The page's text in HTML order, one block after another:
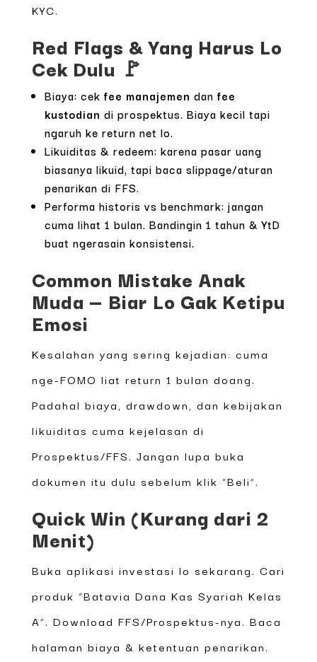
KYC.
Red Flags & Yang Harus Lo
Cek Dulu 🚩
Biaya: cek fee manajemen dan fee
kustodian di prospektus. Biaya kecil tapi
ngaruh ke return net lo.
Likuiditas & redeem: karena pasar uang
biasanya likuid, tapi baca slippage/aturan
penarikan di FFS.
Performa historis vs benchmark: jangan
cuma lihat 1 bulan. Bandingin 1 tahun & YtD
buat ngerasain konsistensi.
Common Mistake Anak
Muda — Biar Lo Gak Ketipu
Emosi
Kesalahan yang sering kejadian: cuma
nge-FOMO liat return 1 bulan doang.
Padahal biaya, drawdown, dan kebijakan
likuiditas cuma kejelasan di
Prospektus/FFS. Jangan lupa buka
dokumen itu dulu sebelum klik “Beli”.
Quick Win (Kurang dari 2
Menit)
Buka aplikasi investasi lo sekarang. Cari
produk “Batavia Dana Kas Syariah Kelas
A”. Download FFS/Prospektus-nya. Baca
halaman biaya & ketentuan penarikan.